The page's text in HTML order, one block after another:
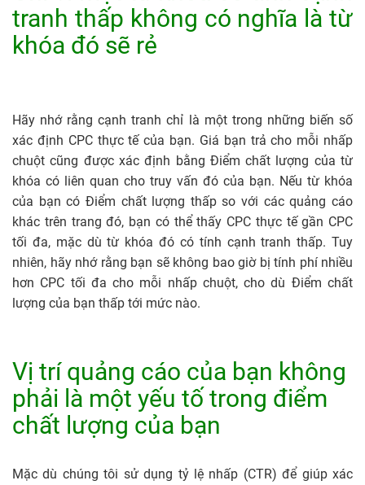
tranh thấp không có nghĩa là từ
khóa đó sẽ rẻ
Hãy nhớ rằng cạnh tranh chỉ là một trong những biến số
xác định CPC thực tế của bạn. Giá bạn trả cho mỗi nhấp
chuột cũng được xác định bằng Điểm chất lượng của từ
khóa có liên quan cho truy vấn đó của bạn. Nếu từ khóa
của bạn có Điểm chất lượng thấp so với các quảng cáo
khác trên trang đó, bạn có thể thấy CPC thực tế gần CPC
tối đa, mặc dù từ khóa đó có tính cạnh tranh thấp. Tuy
nhiên, hãy nhớ rằng bạn sẽ không bao giờ bị tính phí nhiều
hơn CPC tối đa cho mỗi nhấp chuột, cho dù Điểm chất
lượng của bạn thấp tới mức nào.
Vị trí quảng cáo của bạn không
phải là một yếu tố trong điểm
chất lượng của bạn
Mặc dù chúng tôi sử dụng tỷ lệ nhấp (CTR) để giúp xác